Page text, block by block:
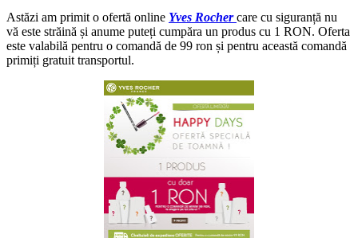
Astăzi am primit o ofertă online Yves Rochercare cu siguranță nu
vă este străină și anume puteți cumpăra un produs cu 1 RON. Oferta
este valabilă pentru o comandă de 99 ron și pentru această comandă
primiți gratuit transportul.